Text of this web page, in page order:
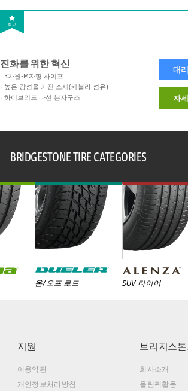
최고
진화를 위한 혁신
3차원-M자형 사이프
높은 강성을 가진 소재(케볼라 섬유)
하이브리드 나선 분자구조
대
자
BRIDGESTONE TIRE CATEGORIES
온/오프 로드 SUV 타이어
지원
이용약관
개인정보처리방침
브리지스
회사소개
올림픽활동